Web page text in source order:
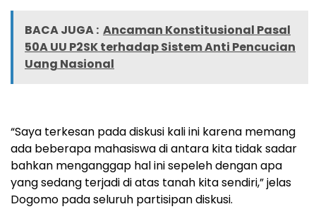
BACA JUGA : Ancaman Konstitusional Pasal
50A UU P2SK terhadap Sistem Anti Pencucian
Uang Nasional
“Saya terkesan pada diskusi kali ini karena memang
ada beberapa mahasiswa di antara kita tidak sadar
bahkan menganggap hal ini sepeleh dengan apa
yang sedang terjadi di atas tanah kita sendiri,” jelas
Dogomo pada seluruh partisipan diskusi.